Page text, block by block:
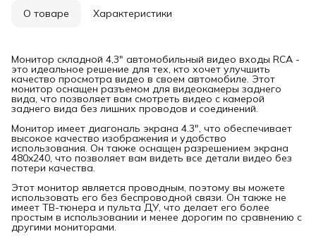
О товаре Характеристики
Монитор складной 4,3" автомобильный видео входы RCA -
это идеальное решение для тех, кто хочет улучшить
качество просмотра видео в своем автомобиле. Этот
монитор оснащен разъемом для видеокамеры заднего
вида, что позволяет вам смотреть видео с камерой
заднего вида без лишних проводов и соединений.
Монитор имеет диагональ экрана 4.3", что обеспечивает
высокое качество изображения и удобство
использования. Он также оснащен разрешением экрана
480x240, что позволяет вам видеть все детали видео без
потери качества.
Этот монитор является проводным, поэтому вы можете
использовать его без беспроводной связи. Он также не
имеет ТВ-тюнера и пульта ДУ, что делает его более
простым в использовании и менее дорогим по сравнению с
другими мониторами.